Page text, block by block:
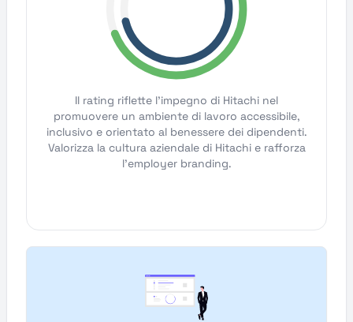
Il rating riflette l'impegno di Hitachi nel
promuovere un ambiente di lavoro accessibile,
inclusivo e orientato al benessere dei dipendenti.
Valorizza la cultura aziendale di Hitachi e rafforza
l'employer branding.